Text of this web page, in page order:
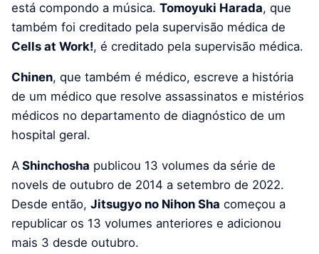
está compondo a música. Tomoyuki Harada, que
também foi creditado pela supervisão médica de
Cells at Work!, é creditado pela supervisão médica.
Chinen, que também é médico, escreve a história
de um médico que resolve assassinatos e mistérios
médicos no departamento de diagnóstico de um
hospital geral.
A Shinchosha publicou 13 volumes da série de
novels de outubro de 2014 a setembro de 2022.
Desde então, Jitsugyo no Nihon Sha começou a
republicar os 13 volumes anteriores e adicionou
mais 3 desde outubro.